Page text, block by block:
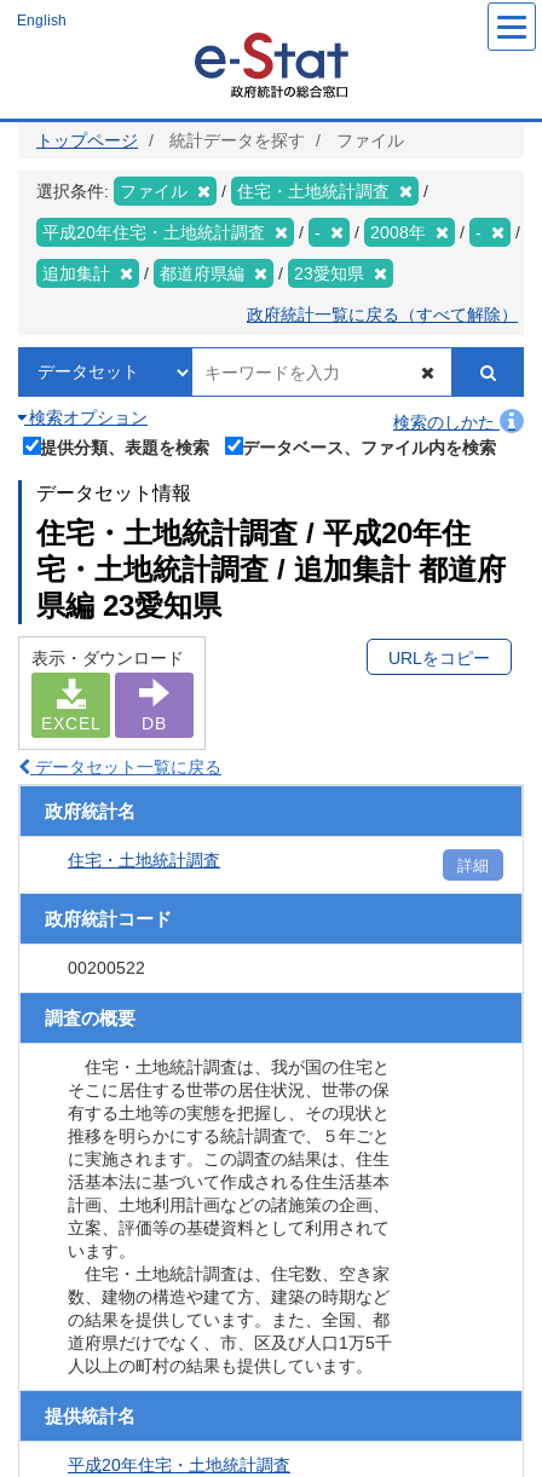
ツ
English
トップページ 統計データを探す ファイル
選択条件: ファイル 住宅・土地統計調査
平成20年住宅・土地統計調査 - 2008年 -
追加集計 都道府県編 23愛知県
政府統計一覧に戻る（すべて解除）
検索オプション
検索のしかた
提供分類、表題を検索
データベース、ファイル内を検索
データセット情報
住宅・土地統計調査 / 平成20年住
宅・土地統計調査 / 追加集計 都道府
県編 23愛知県
表示・ダウンロード
EXCEL DB
URLをコピー
データセット一覧に戻る
政府統計名
住宅・土地統計調査 詳細
政府統計コード
00200522
調査の概要
住宅・土地統計調査は、我が国の住宅と
そこに居住する世帯の居住状況、世帯の保
有する土地等の実態を把握し、その現状と
推移を明らかにする統計調査で、５年ごと
に実施されます。この調査の結果は、住生
活基本法に基づいて作成される住生活基本
計画、土地利用計画などの諸施策の企画、
立案、評価等の基礎資料として利用されて
います。
住宅・土地統計調査は、住宅数、空き家
数、建物の構造や建て方、建築の時期など
の結果を提供しています。また、全国、都
道府県だけでなく、市、区及び人口1万5千
人以上の町村の結果も提供しています。
提供統計名
平成20年住宅・土地統計調査